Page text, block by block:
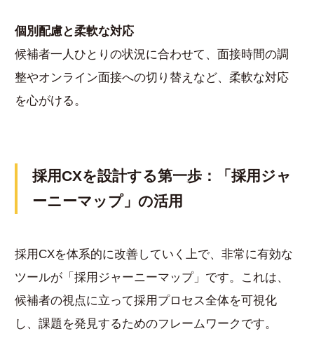
個別配慮と柔軟な対応
候補者一人ひとりの状況に合わせて、面接時間の調
整やオンライン面接への切り替えなど、柔軟な対応
を心がける。
採用CXを設計する第一歩：「採用ジャ
ーニーマップ」の活用
採用CXを体系的に改善していく上で、非常に有効な
ツールが「採用ジャーニーマップ」です。これは、
候補者の視点に立って採用プロセス全体を可視化
し、課題を発見するためのフレームワークです。